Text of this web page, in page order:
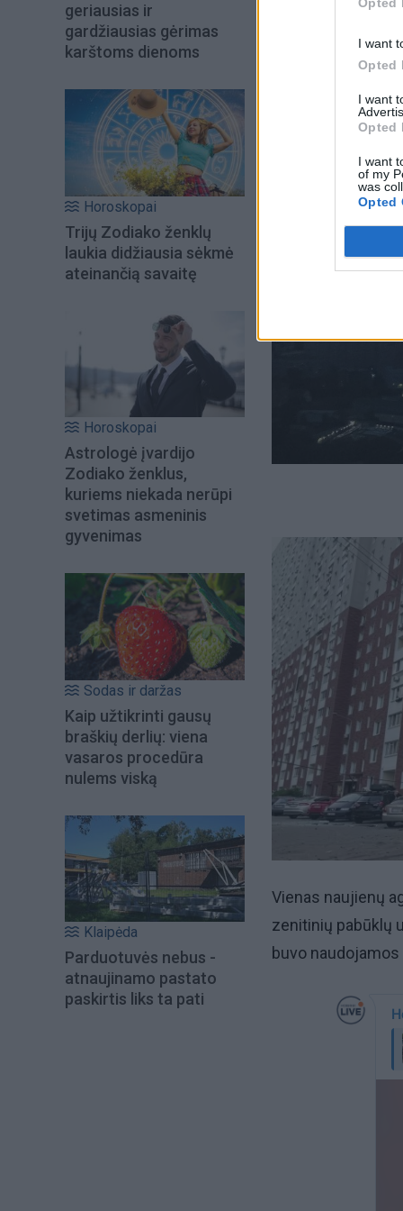
I want
Opted
I want
Opted
I want
of my
was
Opted
geriausias ir
gardžiausias gėrimas
karštoms dienoms
Horoskopai
Trijų Zodiako ženklų
laukia didžiausia sėkmė
ateinančią savaitę
Horoskopai
Astrologė įvardijo
Zodiako ženklus,
kuriems niekada nerūpi
svetimas asmeninis
gyvenimas
Sodas ir daržas
Kaip užtikrinti gausų
braškių derlių: viena
vasaros procedūra
nulems viską
Klaipėda
Parduotuvės nebus -
atnaujinamo pastato
paskirtis liks ta pati
Vienas naujienų
zenitinių pabūklų
buvo